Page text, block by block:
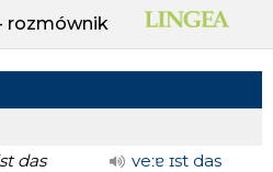
rozmównik
das
veːɐ ɪst das